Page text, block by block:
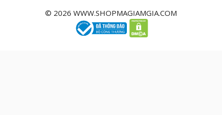
© 2026 WWW.SHOPMAGIAMGIA.COM